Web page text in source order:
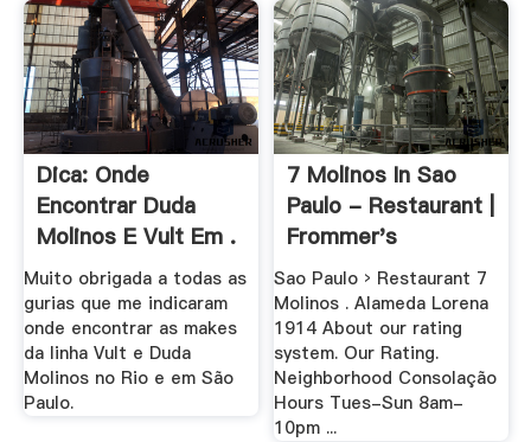
Dica: Onde
Encontrar Duda
Molinos E Vult Em .
Muito obrigada a todas as
gurias que me indicaram
onde encontrar as makes
da linha Vult e Duda
Molinos no Rio e em São
Paulo.
7 Molinos In Sao
Paulo - Restaurant |
Frommer's
Sao Paulo › Restaurant 7
Molinos . Alameda Lorena
1914 About our rating
system. Our Rating.
Neighborhood Consolação
Hours Tues-Sun 8am-
10pm ...